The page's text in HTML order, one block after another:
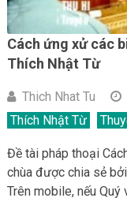
Cách ứng xử các
Thích Nhật Từ
Thich Nhat Tu
Thích Nhật Từ
Đề tài pháp thoại
chùa được chia sẻ
Trên mobile, nếu